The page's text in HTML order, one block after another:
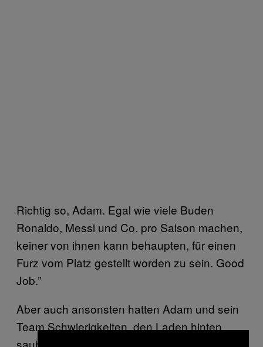
Richtig so, Adam. Egal wie viele Buden
Ronaldo, Messi und Co. pro Saison machen,
keiner von ihnen kann behaupten, für einen
Furz vom Platz gestellt worden zu sein. Good
Job.”
Aber auch ansonsten hatten Adam und sein
Team Schwierigkeiten, den Laden hinten
sauber zu halten. Pershagens SK verlor das